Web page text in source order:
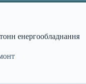
енергообладнання